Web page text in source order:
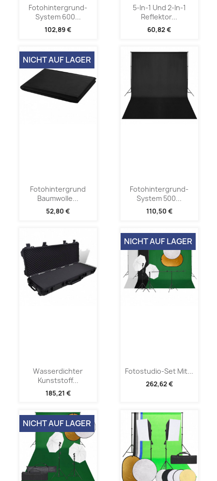
Fotohintergrund-
System 600...
102,89 €
5-In-1 Und 2-In-1
Reflektor...
60,82 €
Fotohintergrund
Baumwolle...
52,80 €
NICHT AUF LAGER
Fotohintergrund-
System 500...
110,50 €
Wasserdichter
Kunststoff...
185,21 €
Fotostudio-Set Mit...
262,62 €
NICHT AUF LAGER
NICHT AUF LAGER